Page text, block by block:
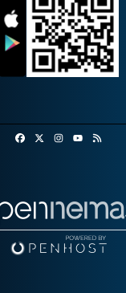
FacebookInstagram